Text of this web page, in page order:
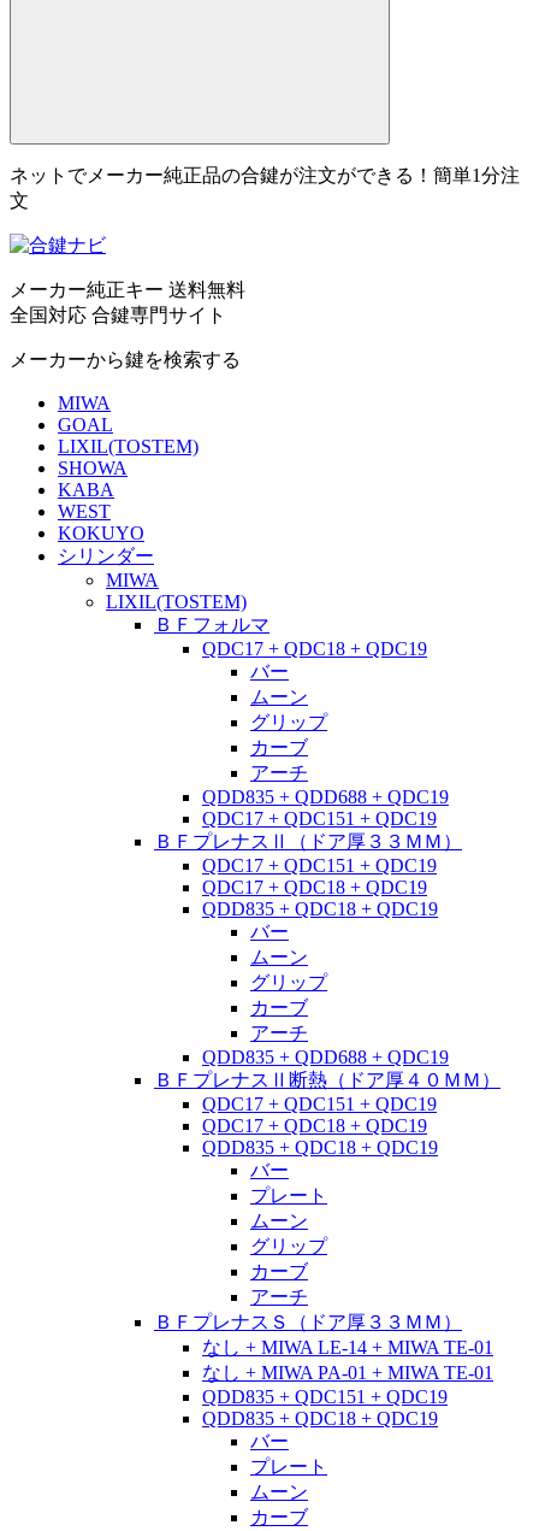
ネットでメーカー純正品の合鍵が注文ができる！簡単1分注
文
メーカー純正キー 送料無料
全国対応 合鍵専門サイト
メーカーから鍵を検索する
MIWA
GOAL
LIXIL(TOSTEM)
SHOWA
KABA
WEST
KOKUYO
シリンダー
MIWA
LIXIL(TOSTEM)
ＢＦフォルマ
QDC17 + QDC18 + QDC19
バー
ムーン
グリップ
カーブ
アーチ
QDD835 + QDD688 + QDC19
QDC17 + QDC151 + QDC19
ＢＦプレナスⅡ（ドア厚３３ＭＭ）
QDC17 + QDC151 + QDC19
QDC17 + QDC18 + QDC19
QDD835 + QDC18 + QDC19
バー
ムーン
グリップ
カーブ
アーチ
QDD835 + QDD688 + QDC19
ＢＦプレナスⅡ断熱（ドア厚４０ＭＭ）
QDC17 + QDC151 + QDC19
QDC17 + QDC18 + QDC19
QDD835 + QDC18 + QDC19
バー
プレート
ムーン
グリップ
カーブ
アーチ
ＢＦプレナスＳ（ドア厚３３ＭＭ）
なし + MIWA LE-14 + MIWA TE-01
なし + MIWA PA-01 + MIWA TE-01
QDD835 + QDC151 + QDC19
QDD835 + QDC18 + QDC19
バー
プレート
ムーン
カーブ